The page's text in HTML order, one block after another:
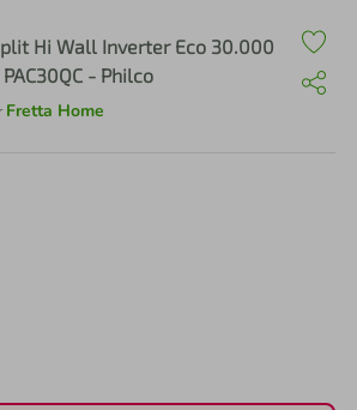
Hi Wall Inverter Eco 30.000
- Philco
Fretta Home